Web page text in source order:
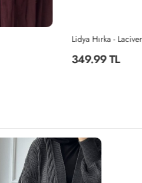
Lidya Hırka - Lacivert -Kırmızı
349.99 TL